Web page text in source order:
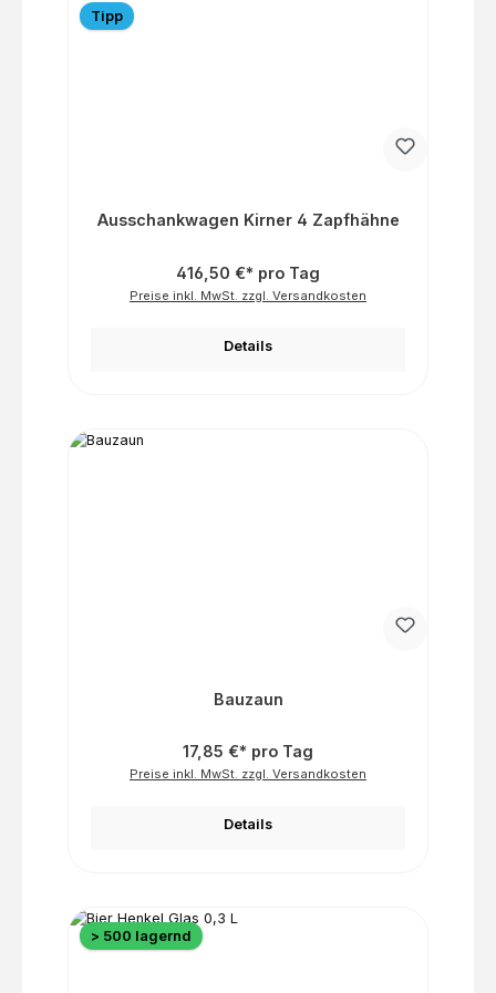
Tipp
Ausschankwagen Kirner 4 Zapfhähne
416,50 €* pro Tag
Preise inkl. MwSt. zzgl. Versandkosten
Details
Bauzaun
17,85 €* pro Tag
Preise inkl. MwSt. zzgl. Versandkosten
Details
> 500 lagernd